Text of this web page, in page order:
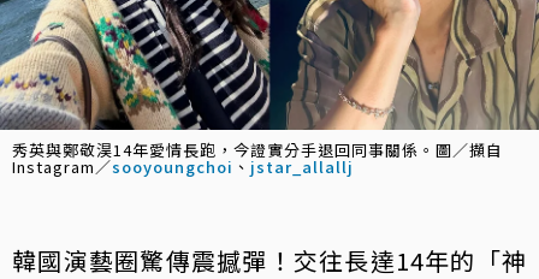
秀英與鄭敬淏14年愛情長跑，今證實分手退回同事關係。圖／擷自
Instagram／sooyoungchoi 、 jstar_allallj
韓國演藝圈驚傳震撼彈！交往長達14年的「神